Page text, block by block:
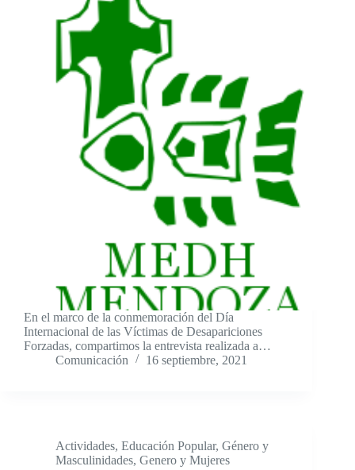
En el marco de la conmemoración del Día
Internacional de las Víctimas de Desapariciones
Forzadas, compartimos la entrevista realizada a…
Comunicación
16 septiembre, 2021
Actividades, Educación Popular, Género y
Masculinidades, Genero y Mujeres